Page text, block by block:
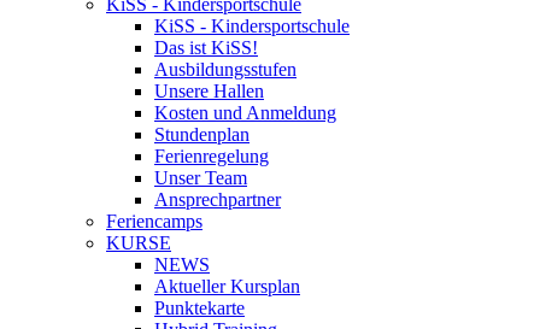
KiSS - Kindersportschule
KiSS - Kindersportschule
Das ist KiSS!
Ausbildungsstufen
Unsere Hallen
Kosten und Anmeldung
Stundenplan
Ferienregelung
Unser Team
Ansprechpartner
Feriencamps
KURSE
NEWS
Aktueller Kursplan
Punktekarte